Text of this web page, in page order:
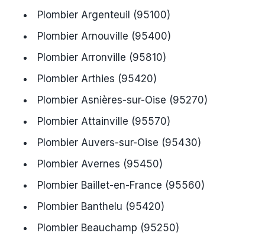
Plombier Argenteuil (95100)
Plombier Arnouville (95400)
Plombier Arronville (95810)
Plombier Arthies (95420)
Plombier Asnières-sur-Oise (95270)
Plombier Attainville (95570)
Plombier Auvers-sur-Oise (95430)
Plombier Avernes (95450)
Plombier Baillet-en-France (95560)
Plombier Banthelu (95420)
Plombier Beauchamp (95250)